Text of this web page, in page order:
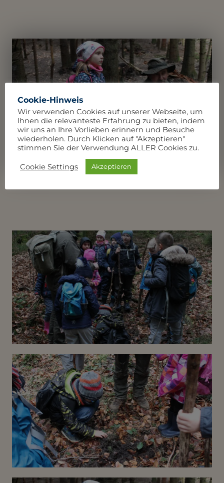
Cookie-Hinweis
Wir verwenden Cookies auf unserer Webseite, um
Ihnen die relevanteste Erfahrung zu bieten, indem
wir uns an Ihre Vorlieben erinnern und Besuche
wiederholen. Durch Klicken auf "Akzeptieren"
stimmen Sie der Verwendung ALLER Cookies zu.
Cookie Settings Akzeptieren